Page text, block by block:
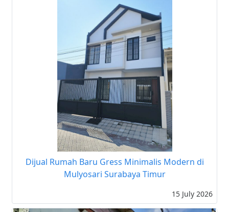
Dijual Rumah Baru Gress Minimalis Modern di
Mulyosari Surabaya Timur
15 July 2026